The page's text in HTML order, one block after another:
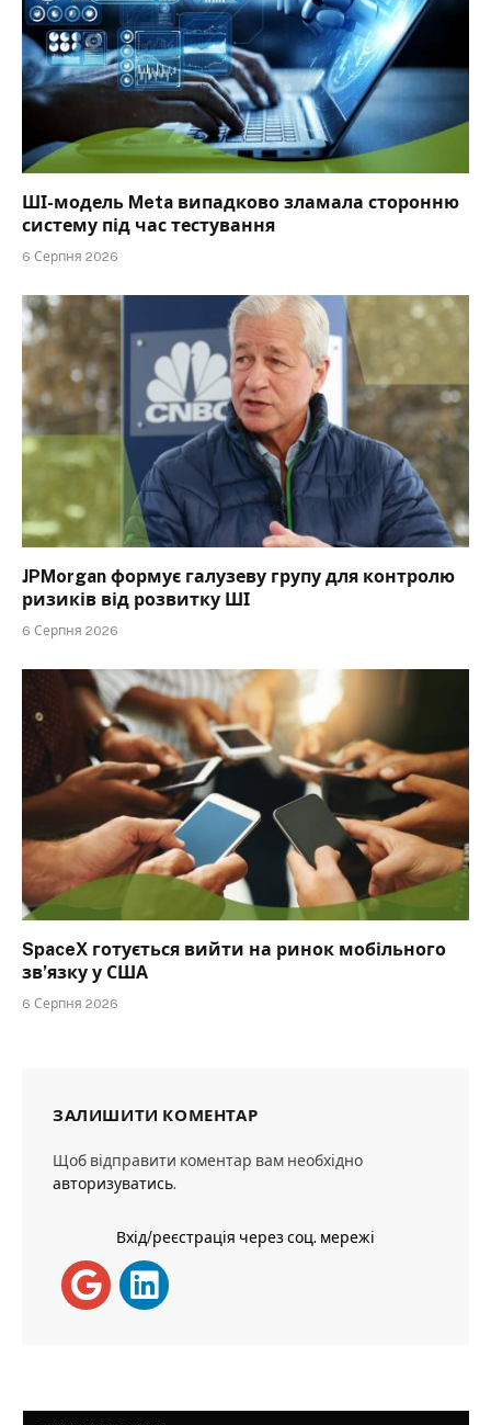
ШІ-модель Meta випадково зламала сторонню
систему під час тестування
6 Серпня 2026
JPMorgan формує галузеву групу для контролю
ризиків від розвитку ШІ
6 Серпня 2026
SpaceX готується вийти на ринок мобільного
зв’язку у США
6 Серпня 2026
ЗАЛИШИТИ КОМЕНТАР
Щоб відправити коментар вам необхідно
авторизуватись.
Вхід/реєстрація через соц. мережі